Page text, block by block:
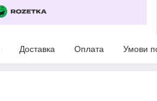
Доставка Оплата Умови